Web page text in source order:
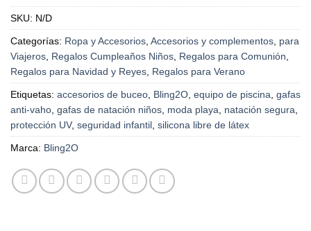
SKU: N/D
Categorías: Ropa y Accesorios Accesorios y complementos para
Viajeros Regalos Cumpleaños Niños Regalos para Comunión
Regalos para Navidad y Reyes Regalos para Verano
Etiquetas: accesorios de buceo Bling2O equipo de piscina gafas
anti-vaho gafas de natación niños moda playa natación segura
protección UV, seguridad infantil silicona libre de látex
Marca: Bling2O